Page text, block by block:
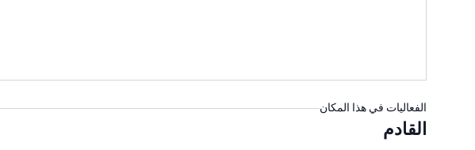
الفعاليات في هذا المكان
القادم